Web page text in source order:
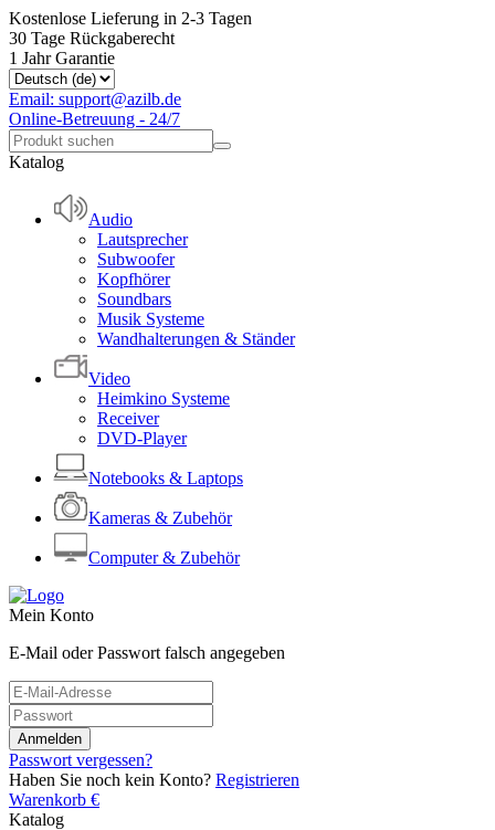
Kostenlose Lieferung in 2-3 Tagen
30 Tage Rückgaberecht
1 Jahr Garantie
Email: support@azilb.de
Online-Betreuung - 24/7
Katalog
Audio
Lautsprecher
Subwoofer
Kopfhörer
Soundbars
Musik Systeme
Wandhalterungen & Ständer
Video
Heimkino Systeme
Receiver
DVD-Player
Notebooks & Laptops
Kameras & Zubehör
Computer & Zubehör
Mein Konto
E-Mail oder Passwort falsch angegeben
Passwort vergessen?
Haben Sie noch kein Konto? Registrieren
Warenkorb €
Katalog